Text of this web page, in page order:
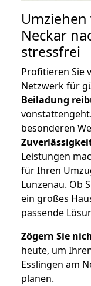
Umziehen
Neckar
stressfrei
Profitieren Sie
Netzwerk für
Beiladung
besonderen
Leistungen
für Ihren
Lunzenau. Ob
ein großes
passende
Zögern Sie
heute, um
Esslingen am
planen.